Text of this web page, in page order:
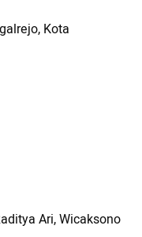
Kota
Ari, Wicaksono